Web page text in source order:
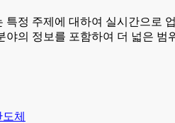
특정 주제에 대하여 실시간으로
야의 정보를 포함하여 더 넓은 범
체